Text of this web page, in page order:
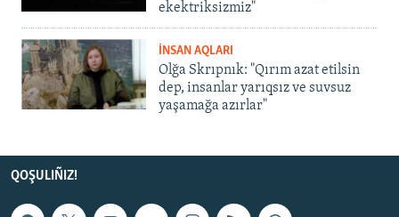
ekektriksizmiz"
İNSAN AQLARI
Olğa Skrıpnık: "Qırım azat etilsin
dep, insanlar yarıqsız ve suvsuz
yaşamağa azırlar"
QOŞULIÑIZ!